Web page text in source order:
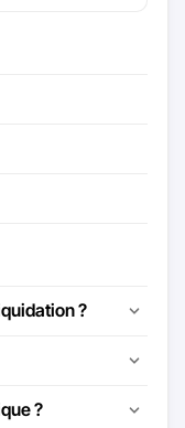
?
?